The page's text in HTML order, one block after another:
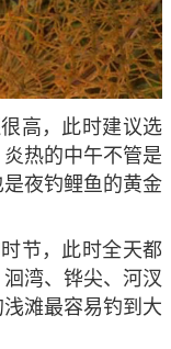
高，此时建议选
热的中午不管是
夜钓鲤鱼的黄金
节，此时全天都
湾、铧尖、河汊
滩最容易钓到大